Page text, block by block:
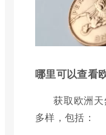
哪里可以查看
获取欧洲
多样，包括：